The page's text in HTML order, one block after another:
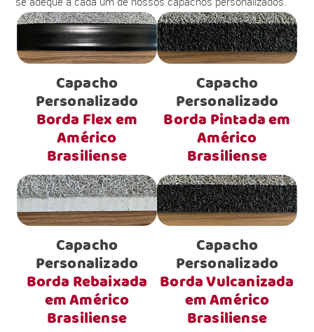
Capacho
Personalizado
Borda Flex em
Américo
Brasiliense
Capacho
Personalizado
Borda Pintada em
Américo
Brasiliense
Capacho
Personalizado
Borda Rebaixada
em Américo
Brasiliense
Capacho
Personalizado
Borda Vulcanizada
em Américo
Brasiliense